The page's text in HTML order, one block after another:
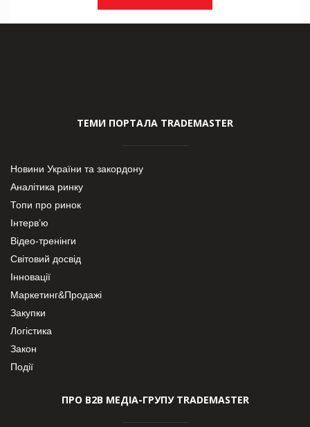
ТЕМИ ПОРТАЛА TRADEMASTER
Новини України та закордону
Аналітика ринку
Топи про ринок
Інтерв’ю
Відео-тренінги
Світовий досвід
Інновації
Маркетинг&Продажі
Закупки
Логістика
Закон
Події
ПРО В2В МЕДІА-ГРУПУ TRADEMASTER